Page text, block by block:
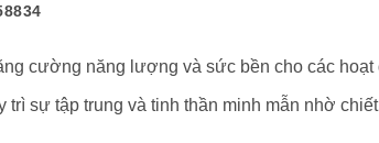
cường năng lượng và sức bền cho các hoạt
trì sự tập trung và tinh thần minh mẫn nhờ